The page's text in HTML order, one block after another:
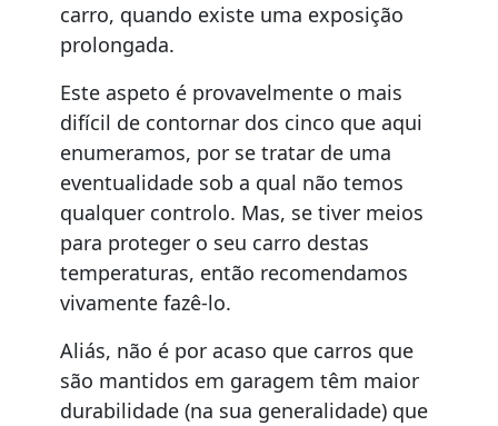
carro, quando existe uma exposição
prolongada.
Este aspeto é provavelmente o mais
difícil de contornar dos cinco que aqui
enumeramos, por se tratar de uma
eventualidade sob a qual não temos
qualquer controlo. Mas, se tiver meios
para proteger o seu carro destas
temperaturas, então recomendamos
vivamente fazê-lo.
Aliás, não é por acaso que carros que
são mantidos em garagem têm maior
durabilidade (na sua generalidade) que